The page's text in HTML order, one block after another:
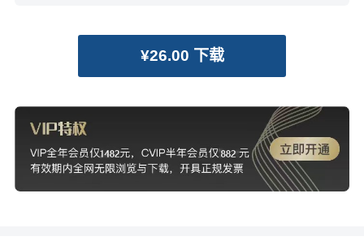
¥26.00 下载